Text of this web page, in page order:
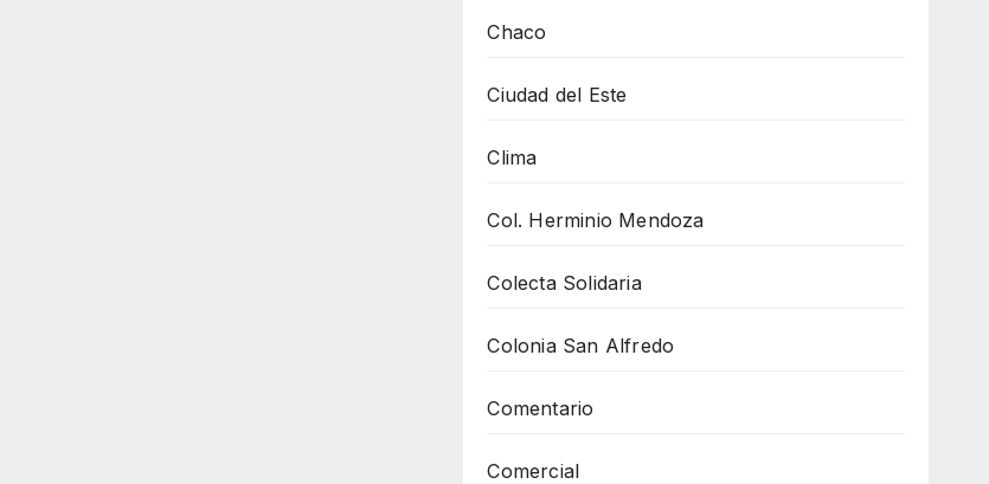
Chaco
Ciudad del Este
Clima
Col. Herminio Mendoza
Colecta Solidaria
Colonia San Alfredo
Comentario
Comercial